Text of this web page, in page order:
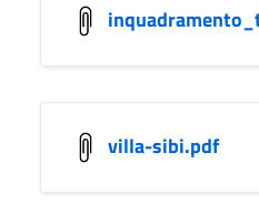
villa-sibi.pdf